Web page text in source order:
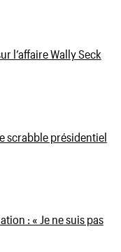
l’affaire Wally Seck
scrabble présidentiel
: « Je ne suis pas